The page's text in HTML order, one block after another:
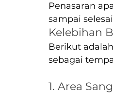
Penasaran
sampai
Kelebihan
Berikut
sebagai
1. Area